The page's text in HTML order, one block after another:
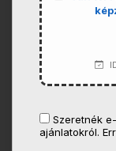
Szeretnék
ajánlatokról.